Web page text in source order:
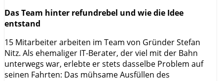
Das Team hinter refundrebel und wie die Idee
entstand
15 Mitarbeiter arbeiten im Team von Gründer Stefan
Nitz. Als ehemaliger IT-Berater, der viel mit der Bahn
unterwegs war, erlebte er stets dasselbe Problem auf
seinen Fahrten: Das mühsame Ausfüllen des